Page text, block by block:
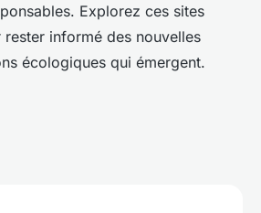
Explorez ces sites
informé des nouvelles
écologiques qui émergent.